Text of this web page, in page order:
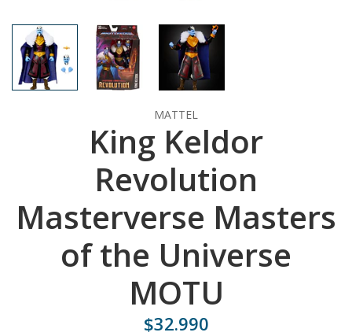
MATTEL
King Keldor
Revolution
Masterverse Masters
of the Universe
MOTU
$32.990